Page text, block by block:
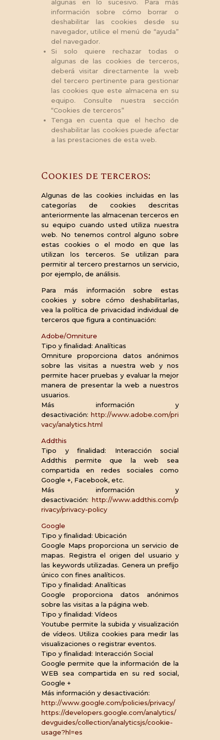
algunas en lo sucesivo. Para más
información sobre cómo borrar o
deshabilitar las cookies desde su
navegador, utilice el menú de “ayuda”
del navegador.
Si solo quiere rechazar todas o
algunas de las cookies de terceros,
deberá visitar directamente la web
del tercero pertinente para gestionar
las cookies que este almacena en su
equipo. Consulte nuestra sección
“Cookies de terceros”
Tenga en cuenta que el hecho de
deshabilitar las cookies puede afectar
a las prestaciones de esta web.
Cookies de terceros:
Algunas de las cookies incluidas en las
categorías de cookies descritas
anteriormente las almacenan terceros en
su equipo cuando usted utiliza nuestra
web. No tenemos control alguno sobre
estas cookies o el modo en que las
utilizan los terceros. Se utilizan para
permitir al tercero prestarnos un servicio,
por ejemplo, de análisis.
Para más información sobre estas
cookies y sobre cómo deshabilitarlas,
vea la política de privacidad individual de
terceros que figura a continuación:
Adobe/Omniture
Tipo y finalidad: Analíticas
Omniture proporciona datos anónimos
sobre las visitas a nuestra web y nos
permite hacer pruebas y evaluar la mejor
manera de presentar la web a nuestros
usuarios.
Más información y
desactivación: http://www.adobe.com/pri
vacy/analytics.html
Addthis
Tipo y finalidad: Interacción social
Addthis permite que la web sea
compartida en redes sociales como
Google +, Facebook, etc.
Más información y
desactivación: http://www.addthis.com/p
rivacy/privacy-policy
Google
Tipo y finalidad: Ubicación
Google Maps proporciona un servicio de
mapas. Registra el origen del usuario y
las keywords utilizadas. Genera un prefijo
único con fines analíticos.
Tipo y finalidad: Analíticas
Google proporciona datos anónimos
sobre las visitas a la página web.
Tipo y finalidad: Vídeos
Youtube permite la subida y visualización
de vídeos. Utiliza cookies para medir las
visualizaciones o registrar eventos.
Tipo y finalidad: Interacción Social
Google permite que la información de la
WEB sea compartida en su red social,
Google +
Más información y desactivación:
http://www.google.com/policies/privacy/
https://developers.google.com/analytics/
devguides/collection/analyticsjs/cookie-
usage?hl=es